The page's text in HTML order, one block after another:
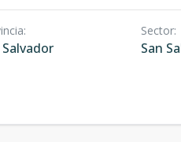
:
Salvador
Sector:
San